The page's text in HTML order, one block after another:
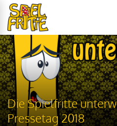
Die Spielfritte
Pressetag 2018